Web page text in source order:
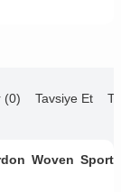
(0) Tavsiye Et
Woven Sport